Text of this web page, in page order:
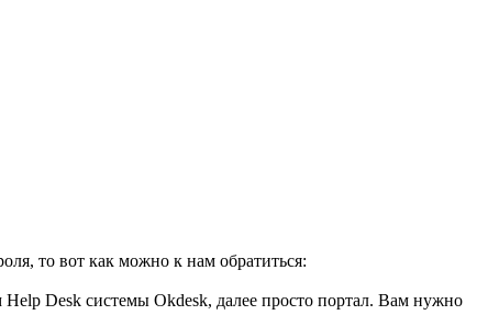
то вот как можно к нам обратиться:
Desk системы Okdesk, далее просто портал. Вам нужно